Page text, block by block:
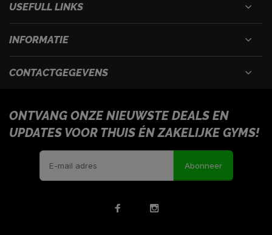
USEFULL LINKS
INFORMATIE
CONTACTGEGEVENS
ONTVANG ONZE NIEUWSTE DEALS EN
UPDATES VOOR THUIS ÉN ZAKELIJKE GYMS!
Abonneer